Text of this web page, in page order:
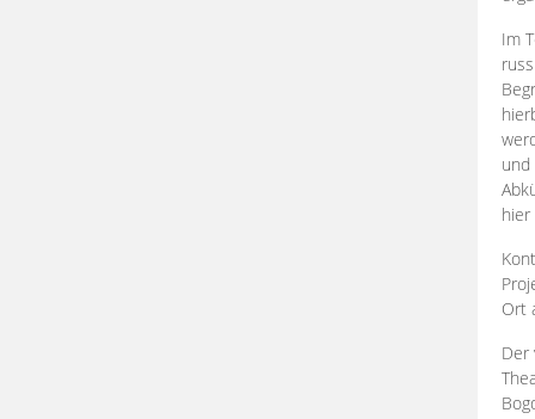
Im
und
Ort
Der